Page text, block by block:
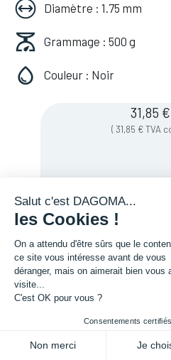
Diamètre : 1.75 mm
Grammage : 500 g
Couleur : Noir
31,85 €
( 31,85 €TVA
Soyez averti
nouveau
Enregistrer
Salut c'est DAGOMA...
les Cookies !
On a attendu d'être sûrs que le
ce site vous intéresse avant de vous
déranger, mais on aimerait bien vous
visite...
C'est OK pour vous ?
Consentements
Non merci Je